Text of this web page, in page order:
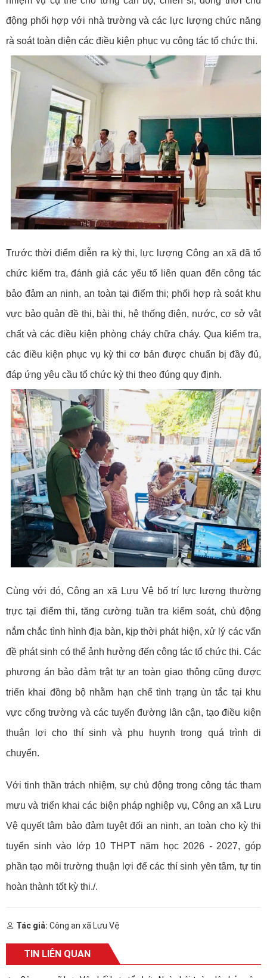
động phối hợp với nhà trường và các lực lượng chức năng
rà soát toàn diện các điều kiện phục vụ công tác tổ chức thi.
Trước thời điểm diễn ra kỳ thi, lực lượng Công an xã đã tổ
chức kiểm tra, đánh giá các yếu tố liên quan đến công tác
bảo đảm an ninh, an toàn tại điểm thi; phối hợp rà soát khu
vực bảo quản đề thi, bài thi, hệ thống điện, nước, cơ sở vật
chất và các điều kiện phòng cháy chữa cháy. Qua kiểm tra,
các điều kiện phục vụ kỳ thi cơ bản được chuẩn bị đầy đủ,
đáp ứng yêu cầu tổ chức kỳ thi theo đúng quy định.
Cùng với đó, Công an xã Lưu Vệ bố trí lực lượng thường
trực tại điểm thi, tăng cường tuần tra kiểm soát, chủ động
nắm chắc tình hình địa bàn, kịp thời phát hiện, xử lý các vấn
đề phát sinh có thể ảnh hưởng đến công tác tổ chức thi. Các
phương án bảo đảm trật tự an toàn giao thông cũng được
triển khai đồng bộ nhằm hạn chế tình trạng ùn tắc tại khu
vực cổng trường và các tuyến đường lân cận, tạo điều kiện
thuận lợi cho thí sinh và phụ huynh trong quá trình di
chuyển.
Với tinh thần trách nhiệm, sự chủ động trong công tác tham
mưu và triển khai các biện pháp nghiệp vụ, Công an xã Lưu
Vệ quyết tâm bảo đảm tuyệt đối an ninh, an toàn cho kỳ thi
tuyển sinh vào lớp 10 THPT năm học 2026 - 2027, góp
phần tạo môi trường thuận lợi để các thí sinh yên tâm, tự tin
hoàn thành tốt kỳ thi./.
Tác giả: Công an xã Lưu Vệ
TIN LIÊN QUAN